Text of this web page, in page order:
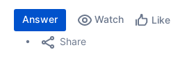
Answer Watch Like
Share